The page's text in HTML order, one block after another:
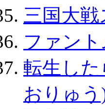
三国大
ファン
転生し
おりゅう